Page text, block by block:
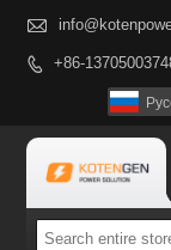

 +86-